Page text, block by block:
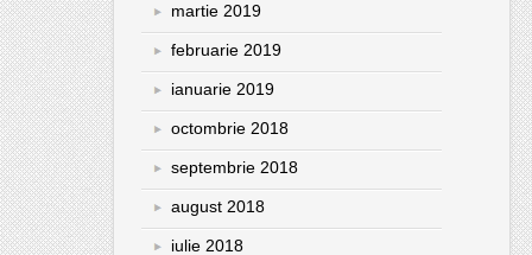
martie 2019
februarie 2019
ianuarie 2019
octombrie 2018
septembrie 2018
august 2018
iulie 2018